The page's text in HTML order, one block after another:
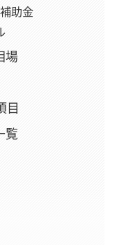
助金
場
目
覧